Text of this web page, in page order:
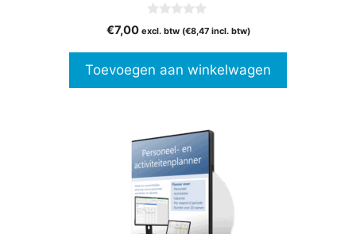
v
5
€7,00 excl. btw (€8,47incl. btw)
Toevoegen aan winkelwagen